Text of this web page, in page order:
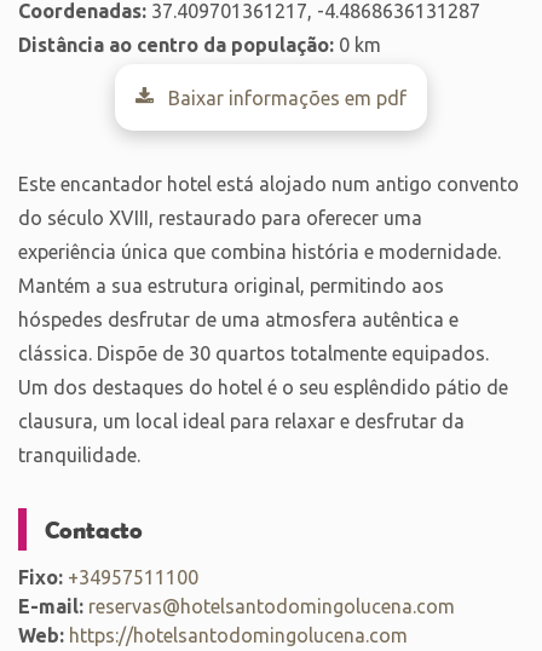
Coordenadas: 37.409701361217, -4.4868636131287
Distância ao centro da população: 0 km
Baixar informações em pdf
Este encantador hotel está alojado num antigo convento
do século XVIII, restaurado para oferecer uma
experiência única que combina história e modernidade.
Mantém a sua estrutura original, permitindo aos
hóspedes desfrutar de uma atmosfera autêntica e
clássica. Dispõe de 30 quartos totalmente equipados.
Um dos destaques do hotel é o seu esplêndido pátio de
clausura, um local ideal para relaxar e desfrutar da
tranquilidade.
Contacto
Fixo: +34957511100
E-mail: reservas@hotelsantodomingolucena.com
Web: https://hotelsantodomingolucena.com